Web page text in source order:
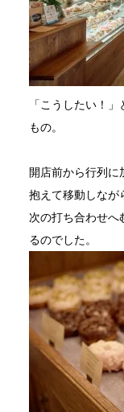
「こうしたい！
もの。
開店前から行列に
抱えて移動しなが
次の打ち合わせへ
るのでした。